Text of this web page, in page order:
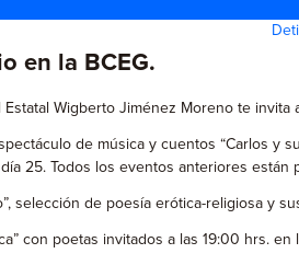
en la BCEG.
Wigberto Jiménez Moreno te
de música y cuentos “Carlos y
25. Todos los eventos anteriores están
selección de poesía erótica-religiosa y
con poetas invitados a las 19:00 hrs. en